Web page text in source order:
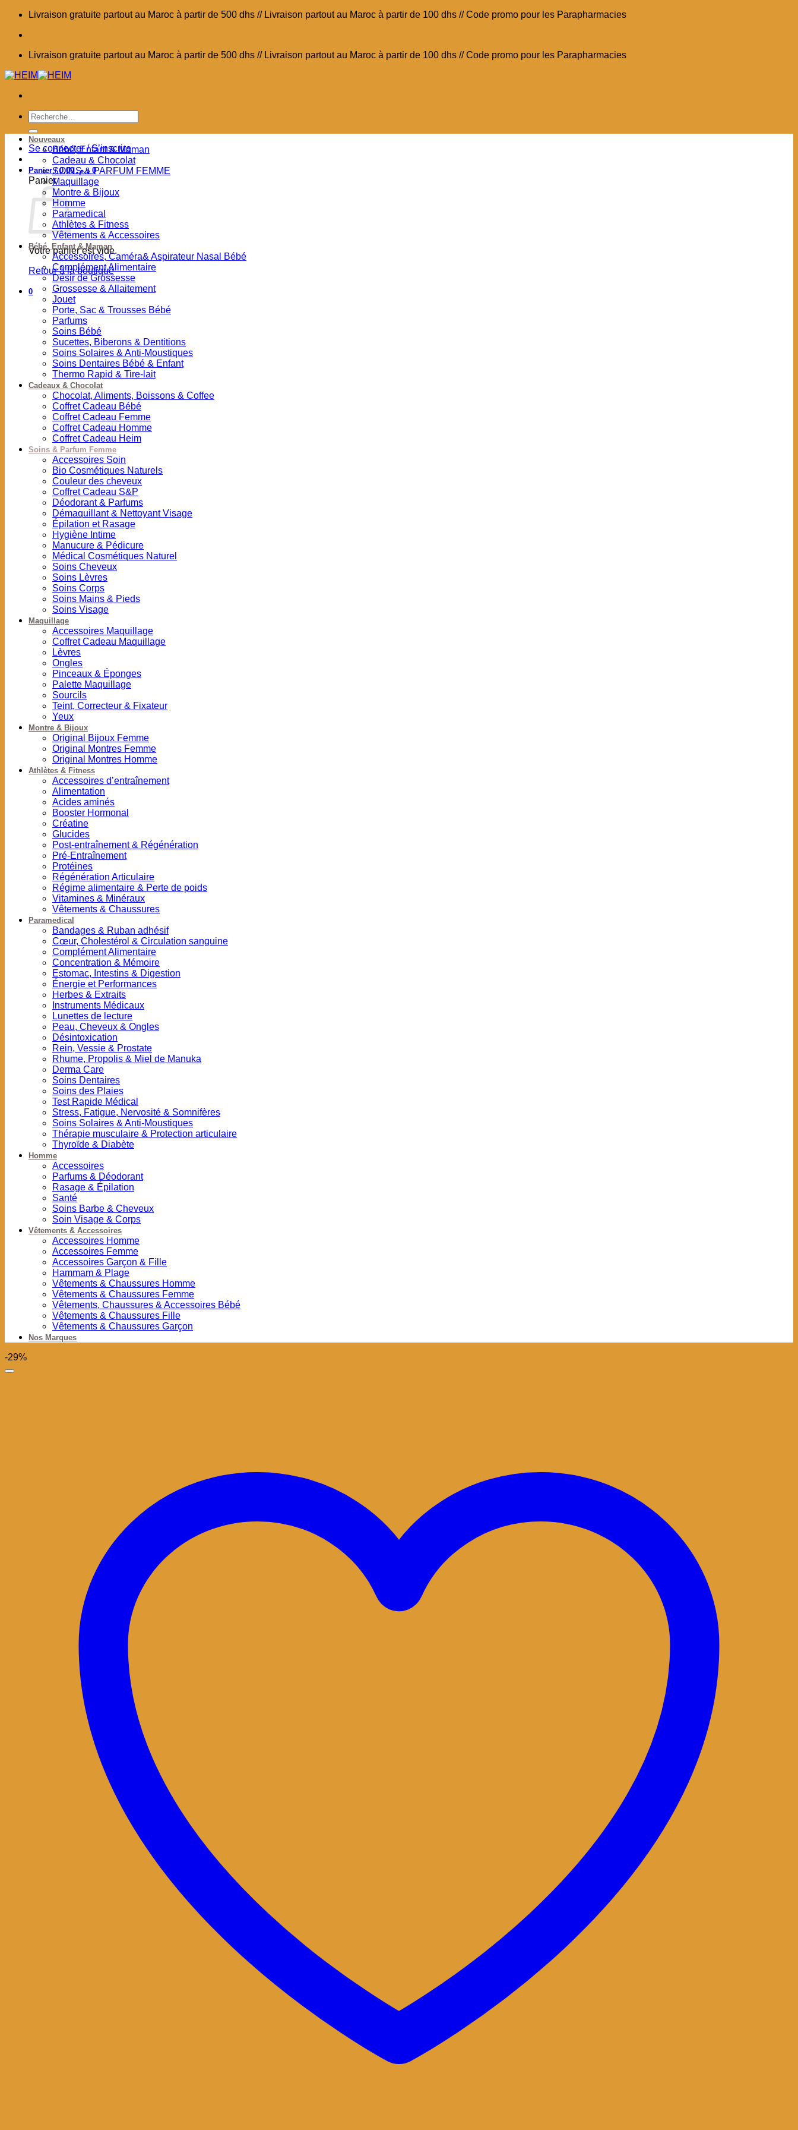
Passer
contenu
Livraison gratuite partout au Maroc à partir de 500 dhs // Livraison partout au Maroc à partir de 100 dhs // Code promo pour les Parapharmacies
Livraison gratuite partout au Maroc à partir de 500 dhs // Livraison partout au Maroc à partir de 100 dhs // Code promo pour les Parapharmacies
Recherche
pour :
Se connecter / S’inscrire
Panier / د.م.0,00 0
Panier
Votre panier est vide.
Retour à la boutique
0
Nouveaux
Bébé, Enfant & Maman
Cadeau & Chocolat
SOINS & PARFUM FEMME
Maquillage
Montre & Bijoux
Homme
Paramedical
Athlètes & Fitness
Vêtements & Accessoires
Bébé, Enfant & Maman
Accessoires, Caméra& Aspirateur Nasal Bébé
Complément Alimentaire
Désir de Grossesse
Grossesse & Allaitement
Jouet
Porte, Sac & Trousses Bébé
Parfums
Soins Bébé
Sucettes, Biberons & Dentitions
Soins Solaires & Anti-Moustiques
Soins Dentaires Bébé & Enfant
Thermo Rapid & Tire-lait
Cadeaux & Chocolat
Chocolat, Aliments, Boissons & Coffee
Coffret Cadeau Bébé
Coffret Cadeau Femme
Coffret Cadeau Homme
Coffret Cadeau Heim
Soins & Parfum Femme
Accessoires Soin
Bio Cosmétiques Naturels
Couleur des cheveux
Coffret Cadeau S&P
Déodorant & Parfums
Démaquillant & Nettoyant Visage
Épilation et Rasage
Hygiène Intime
Manucure & Pédicure
Médical Cosmétiques Naturel
Soins Cheveux
Soins Lèvres
Soins Corps
Soins Mains & Pieds
Soins Visage
Maquillage
Accessoires Maquillage
Coffret Cadeau Maquillage
Lèvres
Ongles
Pinceaux & Éponges
Palette Maquillage
Sourcils
Teint, Correcteur & Fixateur
Yeux
Montre & Bijoux
Original Bijoux Femme
Original Montres Femme
Original Montres Homme
Athlètes & Fitness
Accessoires d’entraînement
Alimentation
Acides aminés
Booster Hormonal
Créatine
Glucides
Post-entraînement & Régénération
Pré-Entraînement
Protéines
Régénération Articulaire
Régime alimentaire & Perte de poids
Vitamines & Minéraux
Vêtements & Chaussures
Paramedical
Bandages & Ruban adhésif
Cœur, Cholestérol & Circulation sanguine
Complément Alimentaire
Concentration & Mémoire
Estomac, Intestins & Digestion
Énergie et Performances
Herbes & Extraits
Instruments Médicaux
Lunettes de lecture
Peau, Cheveux & Ongles
Désintoxication
Rein, Vessie & Prostate
Rhume, Propolis & Miel de Manuka
Derma Care
Soins Dentaires
Soins des Plaies
Test Rapide Médical
Stress, Fatigue, Nervosité & Somnifères
Soins Solaires & Anti-Moustiques
Thérapie musculaire & Protection articulaire
Thyroïde & Diabète
Homme
Accessoires
Parfums & Déodorant
Rasage & Épilation
Santé
Soins Barbe & Cheveux
Soin Visage & Corps
Vêtements & Accessoires
Accessoires Homme
Accessoires Femme
Accessoires Garçon & Fille
Hammam & Plage
Vêtements & Chaussures Homme
Vêtements & Chaussures Femme
Vêtements, Chaussures & Accessoires Bébé
Vêtements & Chaussures Fille
Vêtements & Chaussures Garçon
Nos Marques
-29%